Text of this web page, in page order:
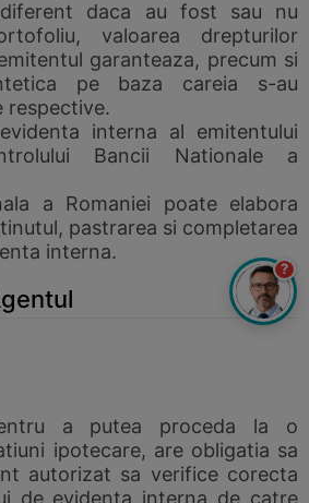
daca au fost sau nu
valoarea drepturilor
garanteaza, precum si
pe baza careia s-au
respective.
interna al emitentului
Bancii Nationale a
a Romaniei poate elabora
pastrarea si completarea
interna.
a putea proceda la o
ipotecare, are obligatia sa
autorizat sa verifice corecta
de evidenta interna de catre
?